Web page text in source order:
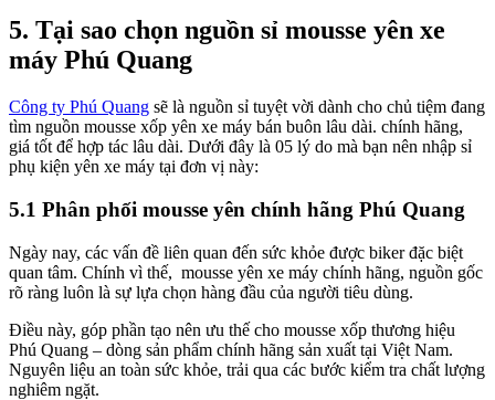
5. Tại sao chọn nguồn sỉ mousse yên xe
máy Phú Quang
Công ty Phú Quang sẽ là nguồn sỉ tuyệt vời dành cho chủ tiệm đang
tìm nguồn mousse xốp yên xe máy bán buôn lâu dài. chính hãng,
giá tốt để hợp tác lâu dài. Dưới đây là 05 lý do mà bạn nên nhập sỉ
phụ kiện yên xe máy tại đơn vị này:
5.1 Phân phối mousse yên chính hãng Phú Quang
Ngày nay, các vấn đề liên quan đến sức khỏe được biker đặc biệt
quan tâm. Chính vì thế, mousse yên xe máy chính hãng, nguồn gốc
rõ ràng luôn là sự lựa chọn hàng đầu của người tiêu dùng.
Điều này, góp phần tạo nên ưu thế cho mousse xốp thương hiệu
Phú Quang – dòng sản phẩm chính hãng sản xuất tại Việt Nam.
Nguyên liệu an toàn sức khỏe, trải qua các bước kiểm tra chất lượng
nghiêm ngặt.